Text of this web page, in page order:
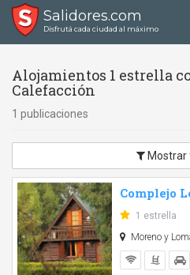
Salidores.com
Disfrutá cada ciudad al máximo
Alojamientos 1 estrella
Calefacción
1 publicaciones
Mostrar
Complejo
1 estrella
Moreno y